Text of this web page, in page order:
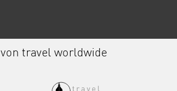
von travel worldwide